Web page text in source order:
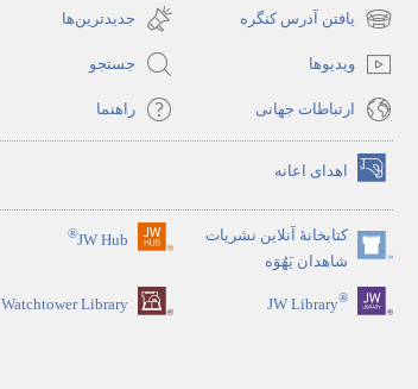
جدید
باز
می‌شود)
یافتن آدرس کنگره
(پنجره‌ای
جدید
می‌شود)
جدیدترین‌ها
ویدیوها جستجو
ارتباطات جهانی راهنما
اهدای اعانه
(پنجره‌ای
جدید
باز
می‌شود)
کتابخانهٔ آنلاین نشریات
شاهدان یَهُوَه(پنجره‌ای
جدید
باز
JW Hub
®
(پنجره‌ای
باز
®
JW Library
Watchtower Library